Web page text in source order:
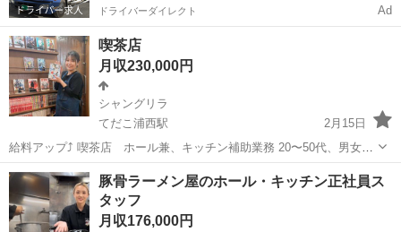
ドライバーダイレクト Ad
喫茶店
月収230,000円
シャングリラ
てだこ浦西駅
2月15日
給料アップ⤴️ 喫茶店 ホール兼、キッチン補助業務 20〜50代、男女多
数活躍中！ 調理経験者、大歓迎 未経験者でもOKです！ a 10:00～
22:00(実働8H) b 22:00～翌10:00(実働８H...
沖縄 沖縄市 てだこ浦西駅 喫茶店
豚骨ラーメン屋のホール・キッチン正社員ス
タッフ
月収176,000円